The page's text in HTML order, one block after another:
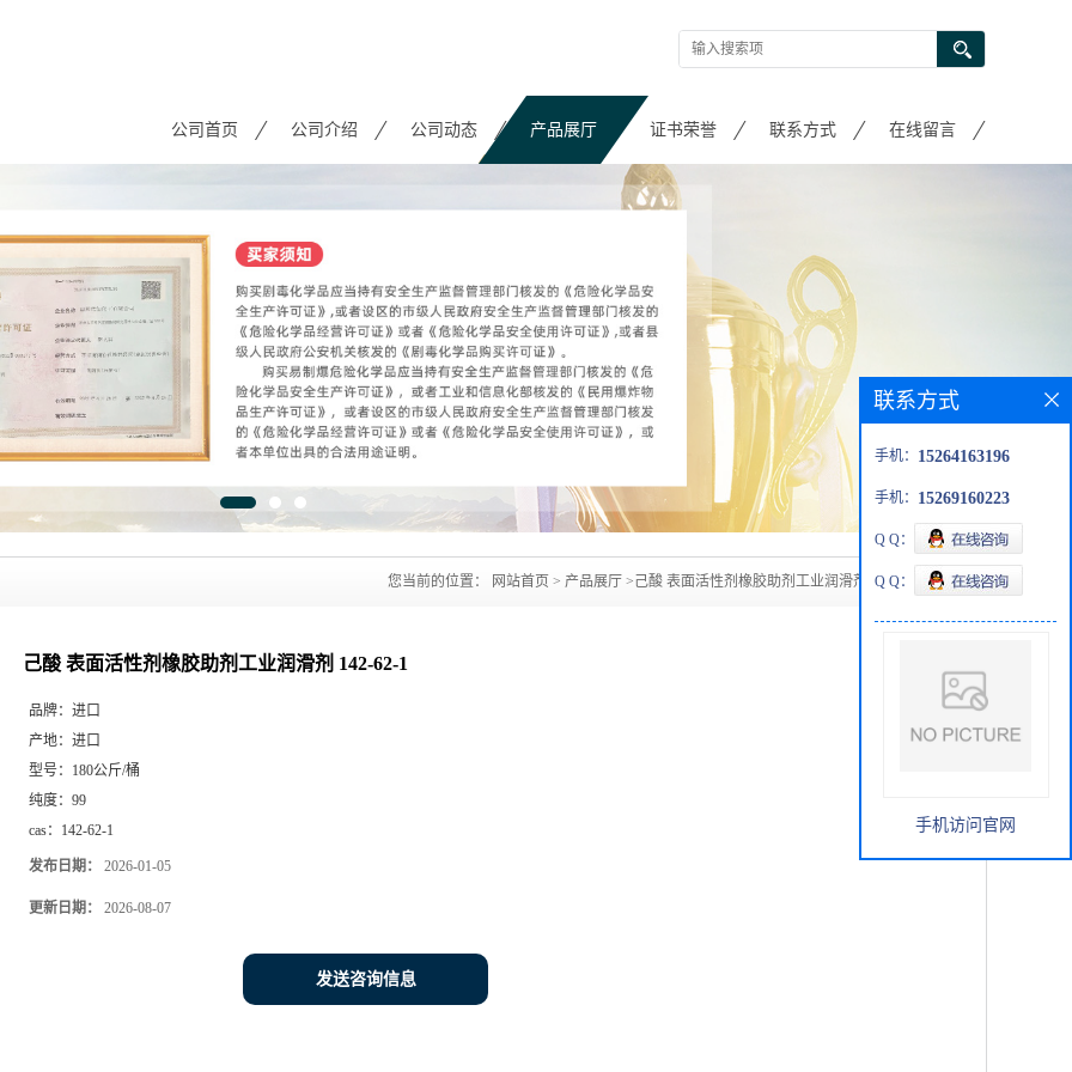
公司首页 公司介绍 公司动态 产品展厅 证书荣誉 联系方式 在线留言
您当前的位置： 网站首页 > 产品展厅 >己酸 表面活性剂橡胶助剂工业润滑剂 142-62-1
己酸 表面活性剂橡胶助剂工业润滑剂 142-62-1
品牌： 进口
产地： 进口
型号： 180公斤/桶
纯度： 99
cas： 142-62-1
发布日期： 2026-01-05
更新日期： 2026-08-07
发送咨询信息
联系方式
手机： 15264163196
手机： 15269160223
Q Q：
Q Q：
手机访问官网